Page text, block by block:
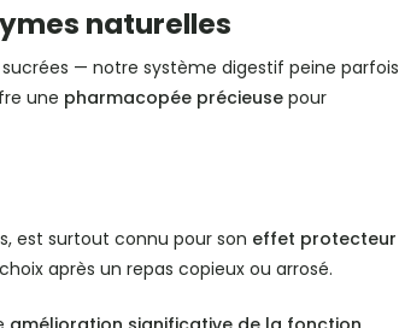
naturelles
— notre système digestif peine parfois
une pharmacopée précieuse pour
est surtout connu pour son effet protecteur
après un repas copieux ou arrosé.